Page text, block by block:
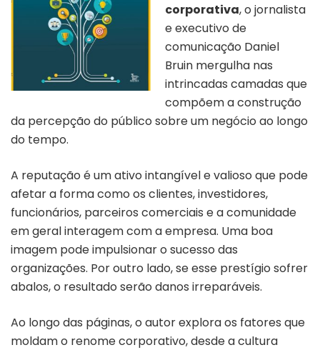
corporativa, o jornalista
e executivo de
comunicação Daniel
Bruin mergulha nas
intrincadas camadas que
compõem a construção
da percepção do público sobre um negócio ao longo
do tempo.
A reputação é um ativo intangível e valioso que pode
afetar a forma como os clientes, investidores,
funcionários, parceiros comerciais e a comunidade
em geral interagem com a empresa. Uma boa
imagem pode impulsionar o sucesso das
organizações. Por outro lado, se esse prestígio sofrer
abalos, o resultado serão danos irreparáveis.
Ao longo das páginas, o autor explora os fatores que
moldam o renome corporativo, desde a cultura